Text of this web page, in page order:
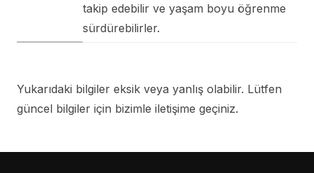
takip edebilir ve yaşam boyu öğrenme
sürdürebilirler.
Yukarıdaki bilgiler eksik veya yanlış olabilir. Lütfen
güncel bilgiler için bizimle iletişime geçiniz.